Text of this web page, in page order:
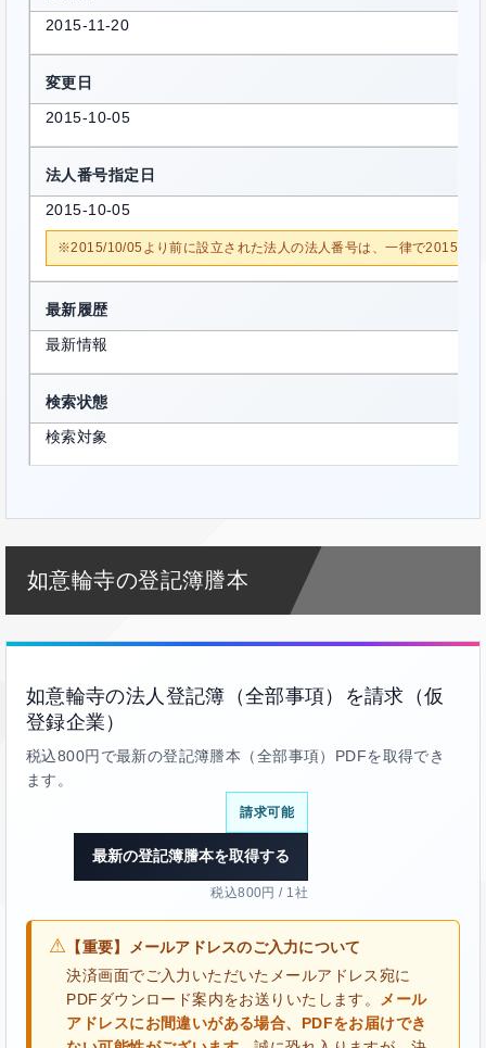
2015-11-20
変更日
2015-10-05
法人番号指定日
2015-10-05
※2015/10/05より前に設立された法人の法人番号は、一律で2015/10/
最新履歴
最新情報
検索状態
検索対象
如意輪寺の登記簿謄本
如意輪寺の法人登記簿（全部事項）を請求（仮
登録企業）
税込800円で最新の登記簿謄本（全部事項）PDFを取得でき
ます。
請求可能
最新の登記簿謄本を取得する
税込800円 / 1社
⚠ 【重要】メールアドレスのご入力について
決済画面でご入力いただいたメールアドレス宛に
PDFダウンロード案内をお送りいたします。
メール
アドレスにお間違いがある場合、PDFをお届けでき